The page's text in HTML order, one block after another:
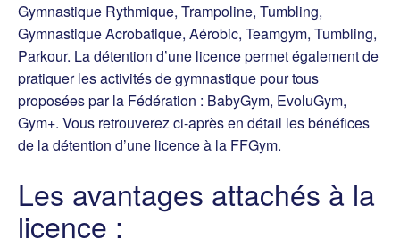
Gymnastique Rythmique, Trampoline, Tumbling,
Gymnastique Acrobatique, Aérobic, Teamgym, Tumbling,
Parkour. La détention d’une licence permet également de
pratiquer les activités de gymnastique pour tous
proposées par la Fédération : BabyGym, EvoluGym,
Gym+. Vous retrouverez ci-après en détail les bénéfices
de la détention d’une licence à la FFGym.
Les avantages attachés à la
licence :